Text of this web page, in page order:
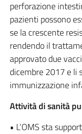
perforazione
pazienti possono
se la crescente
rendendo il
approvato due
dicembre 2017 e li
immunizzazione
Attività di sanità
• L’OMS sta